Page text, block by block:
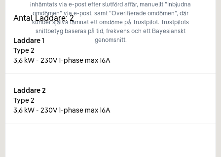
inhämtats via e-post efter slutförd affär, manuellt ”Inbjudna
omdömen” via e-post, samt ”Overifierade omdömen”, där
kunder själva lämnat ett omdöme på Trustpilot. Trustpilots
snittbetyg baseras på tid, frekvens och ett Bayesianskt
genomsnitt.
Antal Laddare:2
Laddare1
Type 2
3,6 kW - 230V 1-phase max 16A
Laddare2
Type 2
3,6 kW - 230V 1-phase max 16A